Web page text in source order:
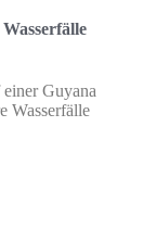
Guyana
Wasserfälle